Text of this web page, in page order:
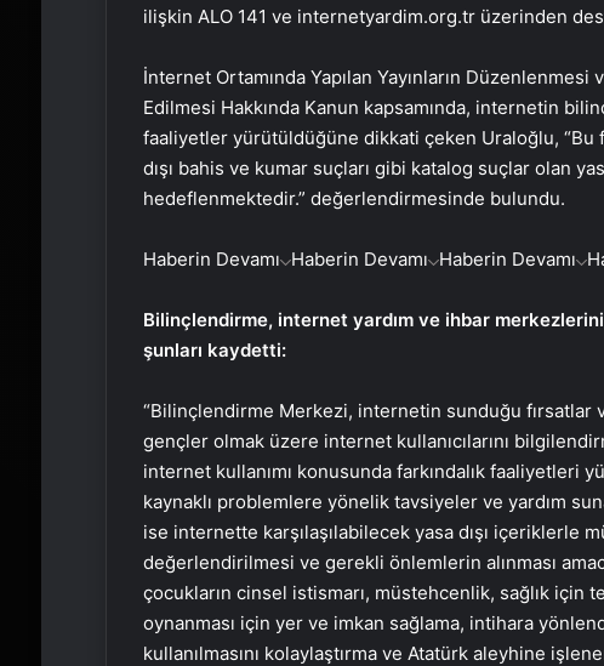
ilişkin ALO 141 ve internetyardim.org.tr üzerinden
İnternet Ortamında Yapılan Yayınların
Edilmesi Hakkında Kanun kapsamında, internetin
faaliyetler yürütüldüğüne dikkati çeken Uraloğlu,
dışı bahis ve kumar suçları gibi katalog suçlar olan
hedeflenmektedir.” değerlendirmesinde bulundu.
Haberin Devamı Haberin Devamı Haberin Devamı
Bilinçlendirme, internet yardım ve ihbar
şunları kaydetti:
“Bilinçlendirme Merkezi, internetin sunduğu
gençler olmak üzere internet kullanıcılarını
internet kullanımı konusunda farkındalık faaliyetleri
kaynaklı problemlere yönelik tavsiyeler ve yardım
ise internette karşılaşılabilecek yasa dışı içeriklerle
değerlendirilmesi ve gerekli önlemlerin alınması
çocukların cinsel istismarı, müstehcenlik, sağlık için
oynanması için yer ve imkan sağlama, intihara
kullanılmasını kolaylaştırma ve Atatürk aleyhine